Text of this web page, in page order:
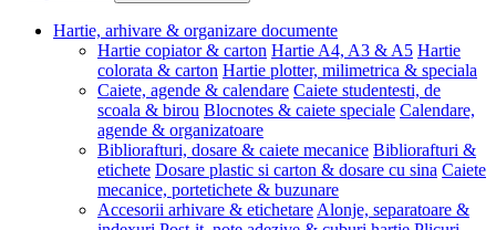
Hartie, arhivare & organizare documente
Hartie copiator & carton Hartie A4, A3 & A5 Hartie
colorata & carton Hartie plotter, milimetrica & speciala
Caiete, agende & calendare Caiete studentesti, de
scoala & birou Blocnotes & caiete speciale Calendare,
agende & organizatoare
Bibliorafturi, dosare & caiete mecanice Bibliorafturi &
etichete Dosare plastic si carton & dosare cu sina Caiete
mecanice, portetichete & buzunare
Accesorii arhivare & etichetare Alonje, separatoare &